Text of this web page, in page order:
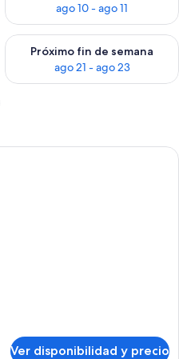
ago 10 - ago 11
fin de semana ago 14 -
Próximo fin de semana
ago 21 - ago 23
Consulta la disponibilidad
Un dormitorio con techo inclinado,
Ver disponibilidad y precio